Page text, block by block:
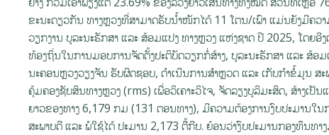
ຂະນະດຽວກັນ ທາງຫຼວງທີ່ສາມາດຮັບນໍ້າໜັກໄດ້ 11 ໂຕນ/ເພົາ ແມ່ນຍັງມີຄວ
ວຽກງານ ບູລະນະຮັກສາ ແລະ ສ້ອມແປງ ທາງຫຼວງ ແຫ່ງຊາດ ປີ 2025, ໂດຍອີ
ທ້ອງຖິ່ນໃນການມອບການຈັດຕັ້ງປະຕິບັດວຽກກໍ່ສ້າງ, ບູລະນະຮັກສາ ແລະ ສ້ອ
ນະຄອນຫຼວງວຽງຈັນ ຮັບຜິດຊອບ, ດໍາເນີນການສໍາຫຼວດ ແລະ ເກັບກຳຂໍ້ມູນ ສະ
ຄຸ້ມຄອງຊັບສິນທາງຫຼວງ (rms) ເພື່ອວິເຄາະວິໄຈ, ຈັດລຽງບູລິມະສິດ, ສ້າງເປັ
ຍາວຂອງທາງ 6,179 ກມ (131 ຕອນທາງ), ມີຄວາມຕ້ອງການງົບປະມານໃ
ສະພາບດີ ແລະ ພໍໃຊ້ໄດ້ ປະມານ 2,173 ຕື້ກີບ. ຍ້ອນວ່າງົບປະມານກອງທຶນທ